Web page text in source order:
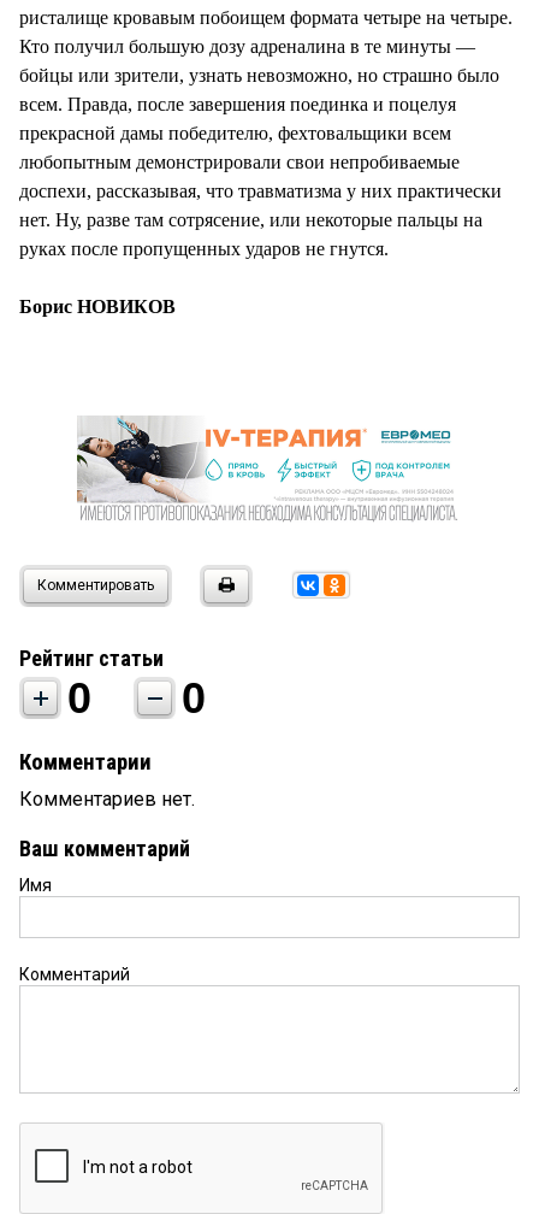
ристалище кровавым побоищем формата четыре на четыре.
Кто получил большую дозу адреналина в те минуты —
бойцы или зрители, узнать невозможно, но страшно было
всем. Правда, после завершения поединка и поцелуя
прекрасной дамы победителю, фехтовальщики всем
любопытным демонстрировали свои непробиваемые
доспехи, рассказывая, что травматизма у них практически
нет. Ну, разве там сотрясение, или некоторые пальцы на
руках после пропущенных ударов не гнутся.
Борис НОВИКОВ
Комментировать
Рейтинг статьи
0 0
Комментарии
Комментариев нет.
Ваш комментарий
Имя
Комментарий